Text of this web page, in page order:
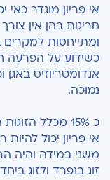
אי פריון מוגדר
חריגות בהן אין
ומתייחסות
כשידוע על הפרעה
אנדומטריוזיס
נמוכה.
כ 15% מכלל
אי פריון יכול
משני במידה והיה
זוג בנפרד ולזוג